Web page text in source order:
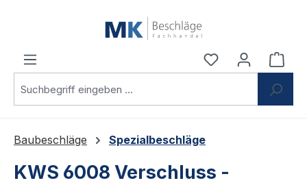
Du hast 0
Baubeschläge Spezialbeschläge
KWS 6008 Verschluss -